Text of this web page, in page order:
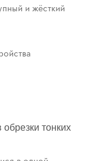
и жёсткий
тонких